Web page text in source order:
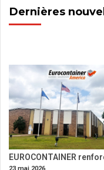
Dernières
EUROCONTAINER